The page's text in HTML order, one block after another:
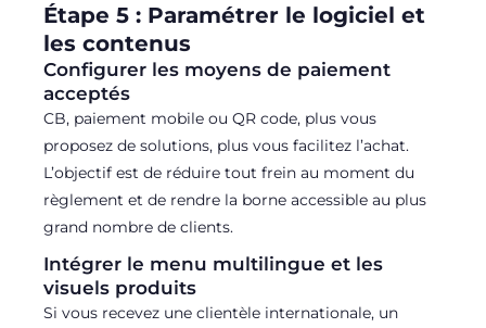
Étape 5 : Paramétrer le logiciel et
les contenus
Configurer les moyens de paiement
acceptés
CB, paiement mobile ou QR code, plus vous
proposez de solutions, plus vous facilitez l’achat.
L’objectif est de réduire tout frein au moment du
règlement et de rendre la borne accessible au plus
grand nombre de clients.
Intégrer le menu multilingue et les
visuels produits
Si vous recevez une clientèle internationale, un